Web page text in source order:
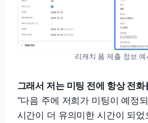
리캐치 폼 제출 정보 예
그래서 저는 미팅 전에 항상 전화
“다음 주에 저희가 미팅이 예정
시간이 더 유의미한 시간이 되